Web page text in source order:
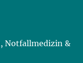
Notfallmedizin &